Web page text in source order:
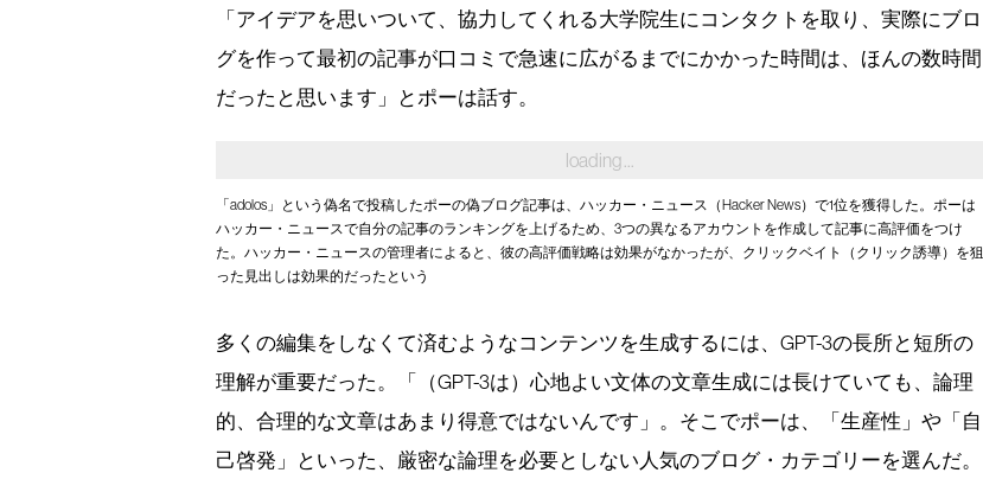
「アイデアを思いついて、協力してくれる大学院生にコンタクトを取り、実際にブロ
グを作って最初の記事が口コミで急速に広がるまでにかかった時間は、ほんの数時間
だったと思います」とポーは話す。
「adolos」という偽名で投稿したポーの偽ブログ記事は、ハッカー・ニュース（Hacker News）で1位を獲得した。ポーは
ハッカー・ニュースで自分の記事のランキングを上げるため、3つの異なるアカウントを作成して記事に高評価をつけ
た。ハッカー・ニュースの管理者によると、彼の高評価戦略は効果がなかったが、クリックベイト（クリック誘導）を狙
った見出しは効果的だったという
多くの編集をしなくて済むようなコンテンツを生成するには、GPT-3の長所と短所の
理解が重要だった。「（GPT-3は）心地よい文体の文章生成には長けていても、論理
的、合理的な文章はあまり得意ではないんです」。そこでポーは、「生産性」や「自
己啓発」といった、厳密な論理を必要としない人気のブログ・カテゴリーを選んだ。